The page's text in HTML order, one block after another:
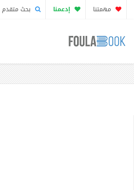
مهمتنا إدعمنا بحث متقدم